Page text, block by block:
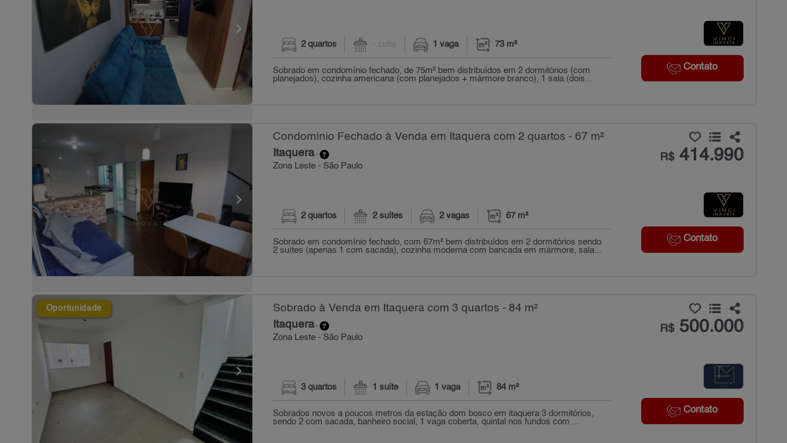
Contato
2 quartos - suíte 1 vaga 73 m²
Sobrado em condomínio fechado, de 75m² bem distribuídos em 2 dormitórios (com
planejados), cozinha americana (com planejados + mármore branco), 1 sala (dois...
Condomínio Fechado à Venda em Itaquera com 2 quartos - 67 m²
Itaquera-
Zona Leste - São Paulo
R$414.990
Contato
2 quartos 2 suítes 2 vagas 67 m²
Sobrado em condomínio fechado, com 67m² bem distribuídos em 2 dormitórios sendo
2 suítes (apenas 1 com sacada), cozinha moderna com bancada em mármore, sala...
Oportunidade Sobrado à Venda em Itaquera com 3 quartos - 84 m²
Itaquera-
Zona Leste - São Paulo
R$500.000
Contato
3 quartos 1 suíte 1 vaga 84 m²
Sobrados novos a poucos metros da estação dom bosco em itaquera 3 dormitórios,
sendo 2 com sacada, banheiro social, 1 vaga coberta, quintal nos fundos com ...